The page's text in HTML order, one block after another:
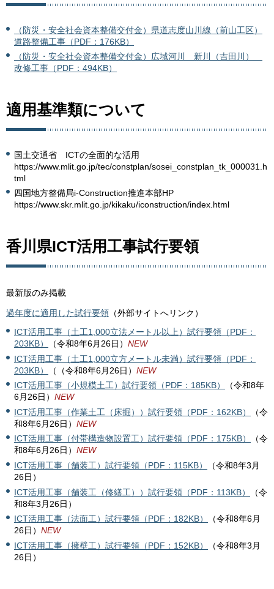
（防災・安全社会資本整備交付金）県道志度山川線（前山工区）
道路整備工事（PDF：176KB）
（防災・安全社会資本整備交付金）広域河川 新川（吉田川）
改修工事（PDF：494KB）
適用基準類について
国土交通省 ICTの全面的な活用
https://www.mlit.go.jp/tec/constplan/sosei_constplan_tk_000031.h
tml
四国地方整備局i-Construction推進本部HP
https://www.skr.mlit.go.jp/kikaku/iconstruction/index.html
香川県ICT活用工事試行要領
最新版のみ掲載
過年度に適用した試行要領 （外部サイトへリンク）
ICT活用工事（土工1,000立法メートル以上）試行要領（PDF：
203KB）
（令和8年6月26日） NEW
ICT活用工事（土工1,000立方メートル未満）試行要領（PDF：
203KB）
（（令和8年6月26日） NEW
ICT活用工事（小規模土工）試行要領（PDF：185KB）
（令和8年
6月26日） NEW
ICT活用工事（作業土工（床掘））試行要領（PDF：162KB）
（令
和8年6月26日） NEW
ICT活用工事（付帯構造物設置工）試行要領（PDF：175KB）
（令
和8年6月26日） NEW
ICT活用工事（舗装工）試行要領（PDF：115KB）
（令和8年3月
26日）
ICT活用工事（舗装工（修繕工））試行要領（PDF：113KB）
（令
和8年3月26日）
ICT活用工事（法面工）試行要領（PDF：182KB）
（令和8年6月
26日） NEW
ICT活用工事（擁壁工）試行要領（PDF：152KB）
（令和8年3月
26日）